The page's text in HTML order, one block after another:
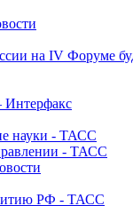
на IV Форуме
Интерфакс
науки - ТАСС
- ТАСС
РФ - ТАСС